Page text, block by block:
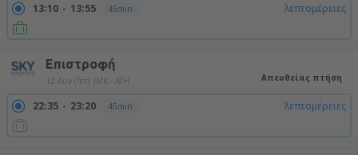
13:10 13:55 45min λεπτομέρειες
Επιστροφή
12 Αυγ (Τετ) JMK - ATH Απευθείας πτήση
22:35 23:20 45min λεπτομέρειες